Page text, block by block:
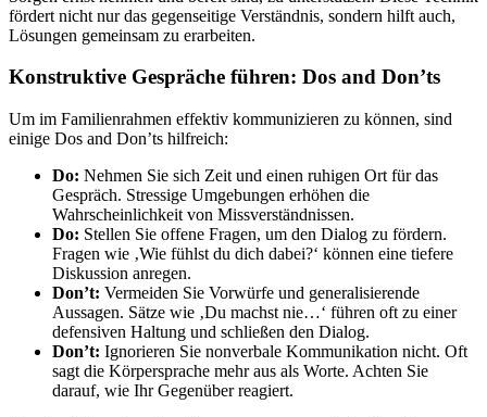
fördert nicht nur das gegenseitige Verständnis, sondern hilft auch,
Lösungen gemeinsam zu erarbeiten.
Konstruktive Gespräche führen: Dos and Don’ts
Um im Familienrahmen effektiv kommunizieren zu können, sind
einige Dos and Don’ts hilfreich:
Do: Nehmen Sie sich Zeit und einen ruhigen Ort für das
Gespräch. Stressige Umgebungen erhöhen die
Wahrscheinlichkeit von Missverständnissen.
Do: Stellen Sie offene Fragen, um den Dialog zu fördern.
Fragen wie ‚Wie fühlst du dich dabei?‘ können eine tiefere
Diskussion anregen.
Don’t: Vermeiden Sie Vorwürfe und generalisierende
Aussagen. Sätze wie ‚Du machst nie…‘ führen oft zu einer
defensiven Haltung und schließen den Dialog.
Don’t: Ignorieren Sie nonverbale Kommunikation nicht. Oft
sagt die Körpersprache mehr aus als Worte. Achten Sie
darauf, wie Ihr Gegenüber reagiert.